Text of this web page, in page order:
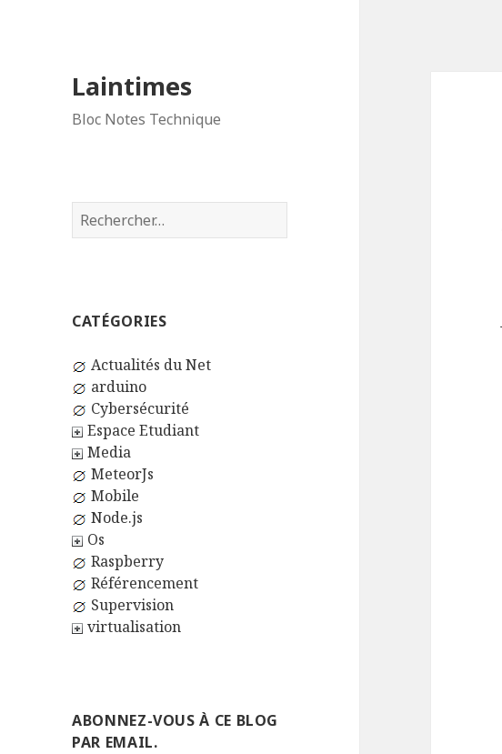
Laintimes
Bloc Notes Technique
Rechercher :
CATÉGORIES
Actualités du Net
arduino
Cybersécurité
Espace Etudiant
Media
MeteorJs
Mobile
Node.js
Os
Raspberry
Référencement
Supervision
virtualisation
ABONNEZ-VOUS À CE BLOG
PAR EMAIL.